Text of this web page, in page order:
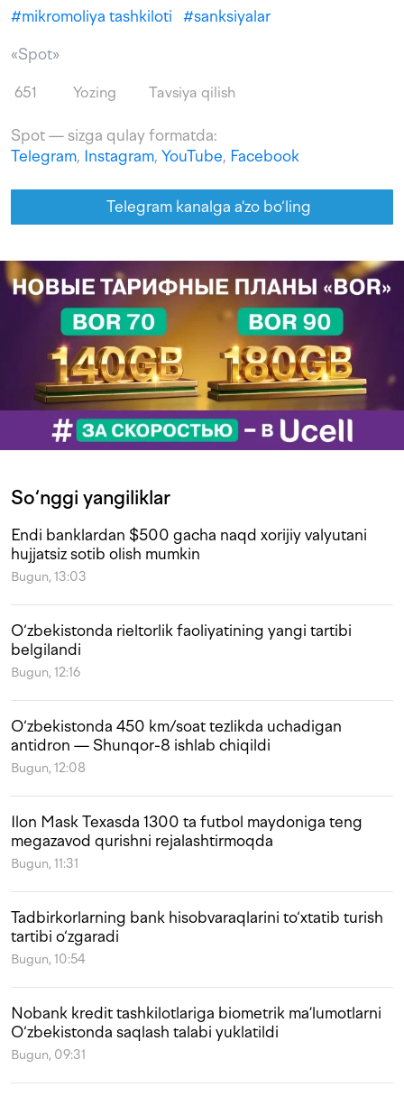
#mikromoliya tashkiloti #sanksiyalar
«Spot»
651 Yozing Tavsiya qilish
Spot — sizga qulay formatda:
Telegram, Instagram, YouTube, Facebook
Telegram kanalga a'zo bo‘ling
So‘nggi yangiliklar
Endi banklardan $500 gacha naqd xorijiy valyutani
hujjatsiz sotib olish mumkin
Bugun, 13:03
O‘zbekistonda rieltorlik faoliyatining yangi tartibi
belgilandi
Bugun, 12:16
O‘zbekistonda 450 km/soat tezlikda uchadigan
antidron — Shunqor-8 ishlab chiqildi
Bugun, 12:08
Ilon Mask Texasda 1300 ta futbol maydoniga teng
megazavod qurishni rejalashtirmoqda
Bugun, 11:31
Tadbirkorlarning bank hisobvaraqlarini to‘xtatib turish
tartibi o‘zgaradi
Bugun, 10:54
Nobank kredit tashkilotlariga biometrik ma’lumotlarni
O‘zbekistonda saqlash talabi yuklatildi
Bugun, 09:31